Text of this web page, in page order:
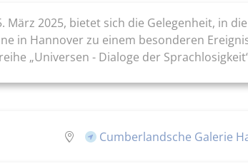
2025, bietet sich die Gelegenheit, in
in Hannover zu einem besonderen
„Universen - Dialoge der
Cumberlandsche Galerie